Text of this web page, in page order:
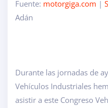
Fuente: motorgiga.com |
Adán
Durante las jornadas de
Vehículos Industriales
asistir a este Congreso